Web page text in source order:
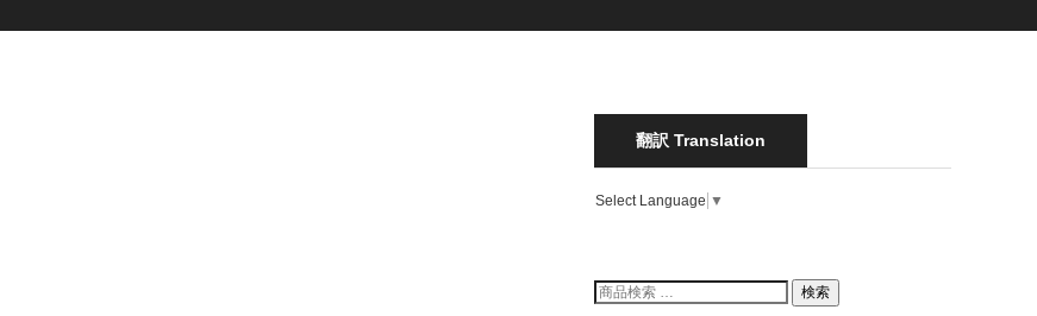
翻訳 Translation
Select Language ▼
検
索
検索